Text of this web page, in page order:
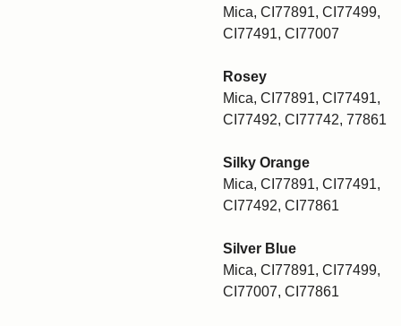
Mica, CI77891, CI77499,
CI77491, CI77007
Rosey
Mica, CI77891, CI77491,
CI77492, CI77742, 77861
Silky Orange
Mica, CI77891, CI77491,
CI77492, CI77861
Silver Blue
Mica, CI77891, CI77499,
CI77007, CI77861